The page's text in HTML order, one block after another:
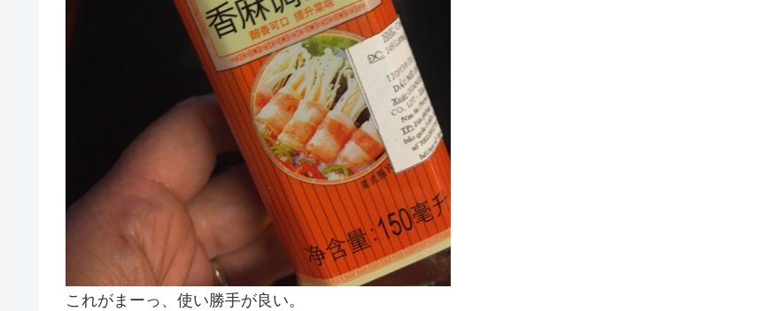
これがまーっ、使い勝手が良い。